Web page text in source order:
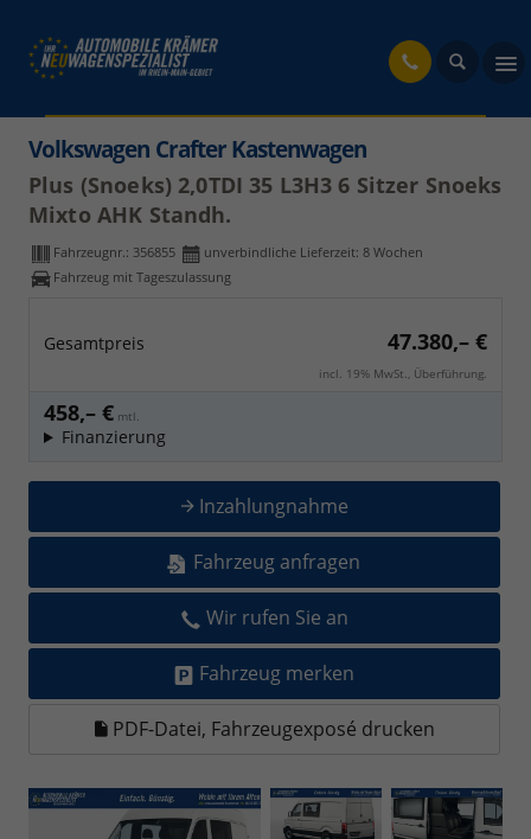
Volkswagen Crafter Kastenwagen
Plus (Snoeks) 2,0TDI 35 L3H3 6 Sitzer Snoeks
Mixto AHK Standh.
Fahrzeugnr.: 356855 unverbindliche Lieferzeit: 8 Wochen
Fahrzeug mit Tageszulassung
Gesamtpreis 47.380,– €
incl. 19% MwSt., Überführung.
458,– € mtl.
Finanzierung
Inzahlungnahme
Fahrzeug anfragen
Wir rufen Sie an
Fahrzeug merken
PDF-Datei, Fahrzeugexposé drucken